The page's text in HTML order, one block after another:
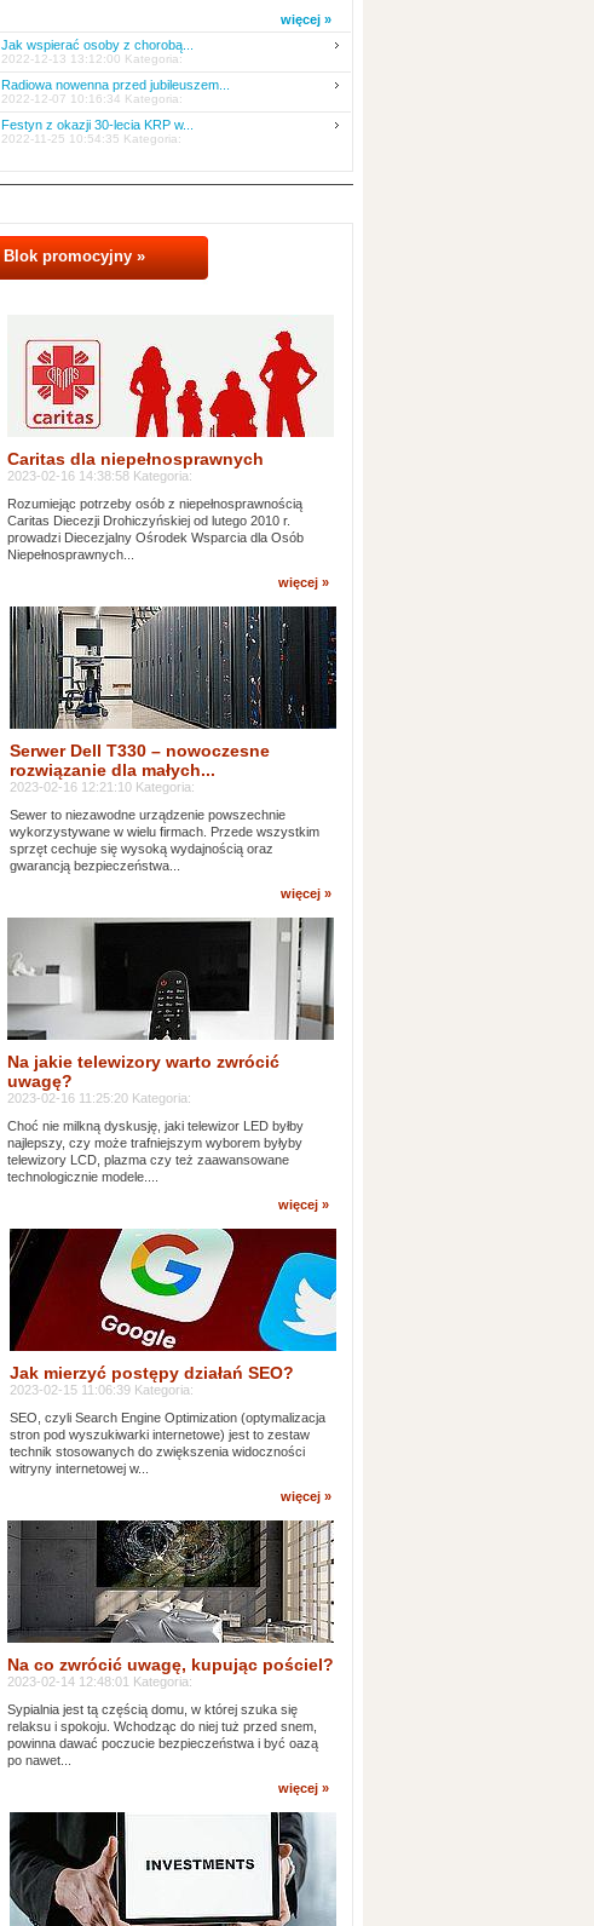
więcej »
Jak wspierać osoby z chorobą...
2022-12-13 13:12:00 Kategoria:
Radiowa nowenna przed jubileuszem...
2022-12-07 10:16:34 Kategoria:
Festyn z okazji 30-lecia KRP w...
2022-11-25 10:54:35 Kategoria:
Blok promocyjny »
Caritas dla niepełnosprawnych
2023-02-16 14:38:58 Kategoria:
Rozumiejąc potrzeby osób z niepełnosprawnością
Caritas Diecezji Drohiczyńskiej od lutego 2010 r.
prowadzi Diecezjalny Ośrodek Wsparcia dla Osób
Niepełnosprawnych...
więcej »
Serwer Dell T330 – nowoczesne
rozwiązanie dla małych...
2023-02-16 12:21:10 Kategoria:
Sewer to niezawodne urządzenie powszechnie
wykorzystywane w wielu firmach. Przede wszystkim
sprzęt cechuje się wysoką wydajnością oraz
gwarancją bezpieczeństwa...
więcej »
Na jakie telewizory warto zwrócić
uwagę?
2023-02-16 11:25:20 Kategoria:
Choć nie milkną dyskusję, jaki telewizor LED byłby
najlepszy, czy może trafniejszym wyborem byłyby
telewizory LCD, plazma czy też zaawansowane
technologicznie modele....
więcej »
Jak mierzyć postępy działań SEO?
2023-02-15 11:06:39 Kategoria:
SEO, czyli Search Engine Optimization (optymalizacja
stron pod wyszukiwarki internetowe) jest to zestaw
technik stosowanych do zwiększenia widoczności
witryny internetowej w...
więcej »
Na co zwrócić uwagę, kupując pościel?
2023-02-14 12:48:01 Kategoria:
Sypialnia jest tą częścią domu, w której szuka się
relaksu i spokoju. Wchodząc do niej tuż przed snem,
powinna dawać poczucie bezpieczeństwa i być oazą
po nawet...
więcej »